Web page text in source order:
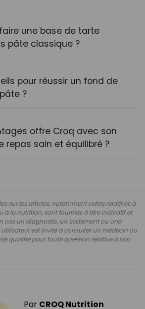
une base de tarte
pâte classique ?
pour réussir un fond de
?
offre Croq avec son
repas sain et équilibré ?
sur les articles, notamment celles relatives à
à la nutrition, sont fournies à titre indicatif et
cas un diagnostic, un traitement ou une
est invité à consulter un médecin ou
qualifié pour toute question relative à son
Par CROQ Nutrition